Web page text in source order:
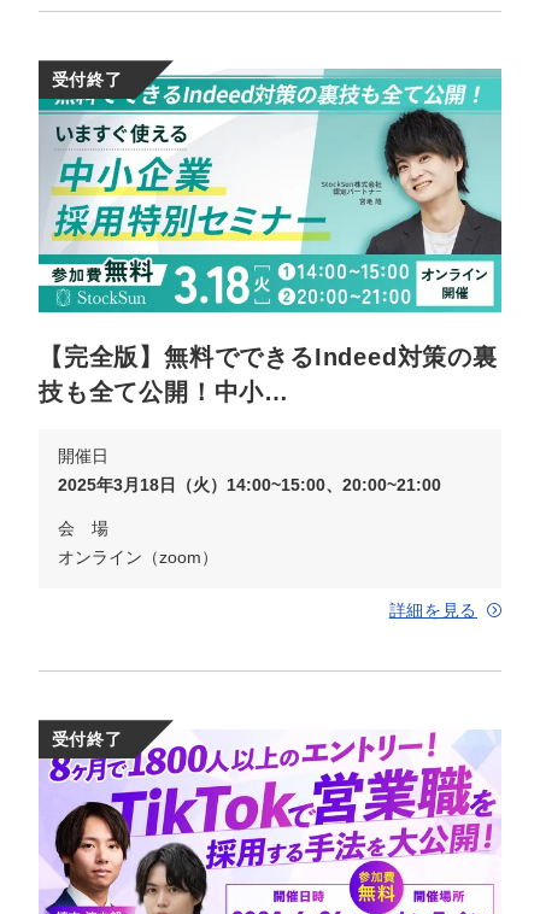
受付終了
【完全版】無料でできるIndeed対策の裏
技も全て公開！中小…
開催日
2025年3月18日（火）14:00~15:00、20:00~21:00
会 場
オンライン（zoom）
詳細を見る
受付終了